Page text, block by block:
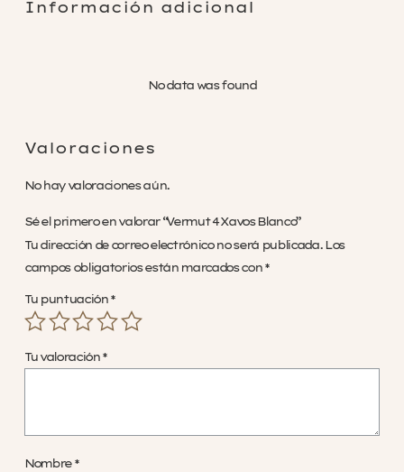
Información adicional
No data was found
Valoraciones
No hay valoraciones aún.
Sé el primero en valorar “Vermut 4 Xavos Blanco”
Tu dirección de correo electrónico no será publicada. Los
campos obligatorios están marcados con *
Tu puntuación *
Tu valoración *
Nombre *